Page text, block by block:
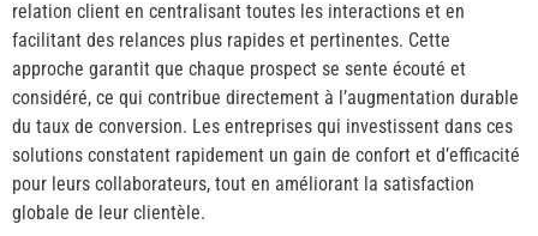
relation client en centralisant toutes les interactions et en
facilitant des relances plus rapides et pertinentes. Cette
approche garantit que chaque prospect se sente écouté et
considéré, ce qui contribue directement à l’augmentation durable
du taux de conversion. Les entreprises qui investissent dans ces
solutions constatent rapidement un gain de confort et d’efficacité
pour leurs collaborateurs, tout en améliorant la satisfaction
globale de leur clientèle.